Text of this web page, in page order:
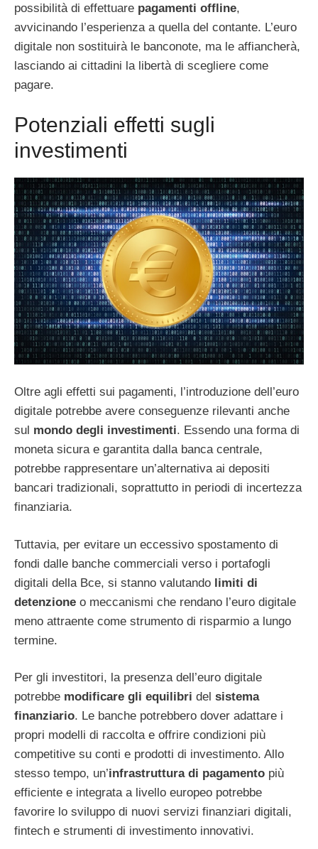
possibilità di effettuare pagamenti offline,
avvicinando l’esperienza a quella del contante. L’euro
digitale non sostituirà le banconote, ma le affiancherà,
lasciando ai cittadini la libertà di scegliere come
pagare.
Potenziali effetti sugli
investimenti
Oltre agli effetti sui pagamenti, l’introduzione dell’euro
digitale potrebbe avere conseguenze rilevanti anche
sul mondo degli investimenti. Essendo una forma di
moneta sicura e garantita dalla banca centrale,
potrebbe rappresentare un’alternativa ai depositi
bancari tradizionali, soprattutto in periodi di incertezza
finanziaria.
Tuttavia, per evitare un eccessivo spostamento di
fondi dalle banche commerciali verso i portafogli
digitali della Bce, si stanno valutando limiti di
detenzione o meccanismi che rendano l’euro digitale
meno attraente come strumento di risparmio a lungo
termine.
Per gli investitori, la presenza dell’euro digitale
potrebbe modificare gli equilibri del sistema
finanziario. Le banche potrebbero dover adattare i
propri modelli di raccolta e offrire condizioni più
competitive su conti e prodotti di investimento. Allo
stesso tempo, un’infrastruttura di pagamento più
efficiente e integrata a livello europeo potrebbe
favorire lo sviluppo di nuovi servizi finanziari digitali,
fintech e strumenti di investimento innovativi.